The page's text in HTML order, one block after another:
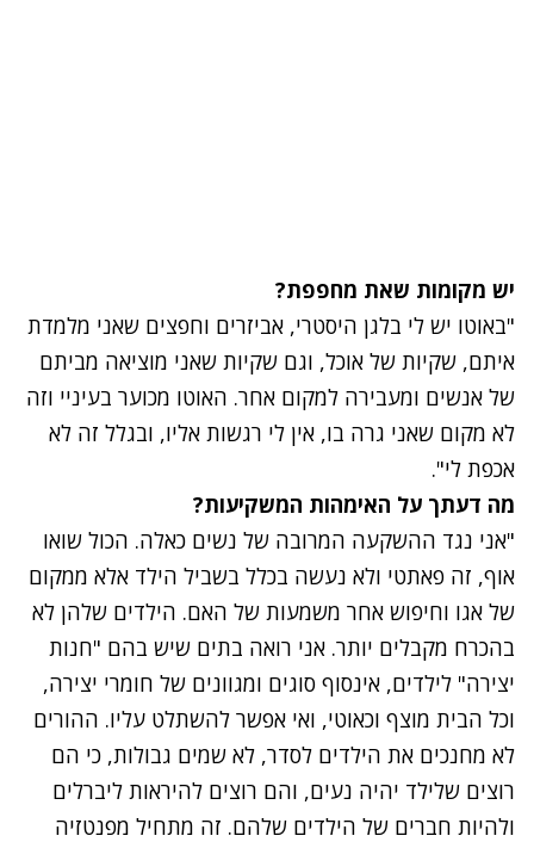
יש מקומות שאת מחפפת?
"באוטו יש לי בלגן היסטרי, אביזרים וחפצים שאני מלמדת
איתם, שקיות של אוכל, וגם שקיות שאני מוציאה מביתם
של אנשים ומעבירה למקום אחר. האוטו מכוער בעיניי וזה
לא מקום שאני גרה בו, אין לי רגשות אליו, ובגלל זה לא
אכפת לי".
מה דעתך על האימהות המשקיעות?
"אני נגד ההשקעה המרובה של נשים כאלה. הכול שואו
אוף, זה פאתטי ולא נעשה בכלל בשביל הילד אלא ממקום
של אגו וחיפוש אחר משמעות של האם. הילדים שלהן לא
בהכרח מקבלים יותר. אני רואה בתים שיש בהם "חנות
יצירה" לילדים, אינסוף סוגים ומגוונים של חומרי יצירה,
וכל הבית מוצף וכאוטי, ואי אפשר להשתלט עליו. ההורים
לא מחנכים את הילדים לסדר, לא שמים גבולות, כי הם
רוצים שלילד יהיה נעים, והם רוצים להיראות ליברלים
ולהיות חברים של הילדים שלהם. זה מתחיל מפנטזיה